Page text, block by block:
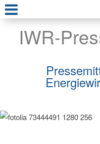
IWR-